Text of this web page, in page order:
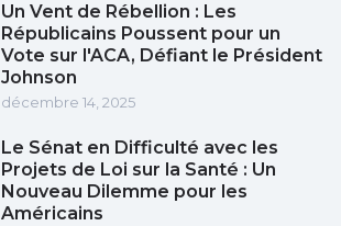
Un Vent de Rébellion : Les
Républicains Poussent pour un
Vote sur l'ACA, Défiant le Président
Johnson
décembre 14, 2025
Le Sénat en Difficulté avec les
Projets de Loi sur la Santé : Un
Nouveau Dilemme pour les
Américains